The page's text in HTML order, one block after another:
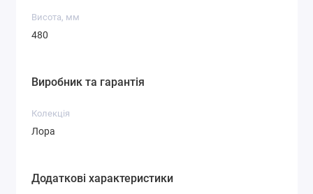
Висота, мм
480
Виробник та гарантія
Колекція
Лора
Додаткові характеристики